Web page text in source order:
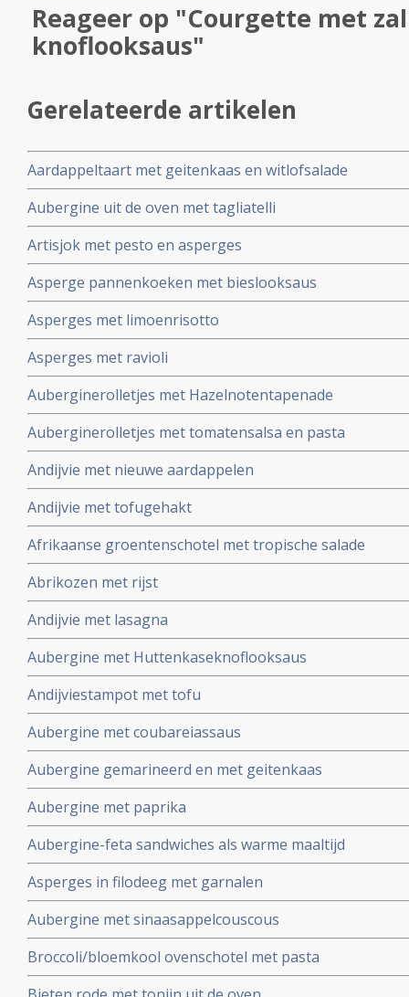
Reageer op "Courgette met
knoflooksaus"
Gerelateerde artikelen
Aardappeltaart met geitenkaas en witlofsalade
Aubergine uit de oven met tagliatelli
Artisjok met pesto en asperges
Asperge pannenkoeken met bieslooksaus
Asperges met limoenrisotto
Asperges met ravioli
Auberginerolletjes met Hazelnotentapenade
Auberginerolletjes met tomatensalsa en pasta
Andijvie met nieuwe aardappelen
Andijvie met tofugehakt
Afrikaanse groentenschotel met tropische salade
Abrikozen met rijst
Andijvie met lasagna
Aubergine met Huttenkaseknoflooksaus
Andijviestampot met tofu
Aubergine met coubareiassaus
Aubergine gemarineerd en met geitenkaas
Aubergine met paprika
Aubergine-feta sandwiches als warme maaltijd
Asperges in filodeeg met garnalen
Aubergine met sinaasappelcouscous
Broccoli/bloemkool ovenschotel met pasta